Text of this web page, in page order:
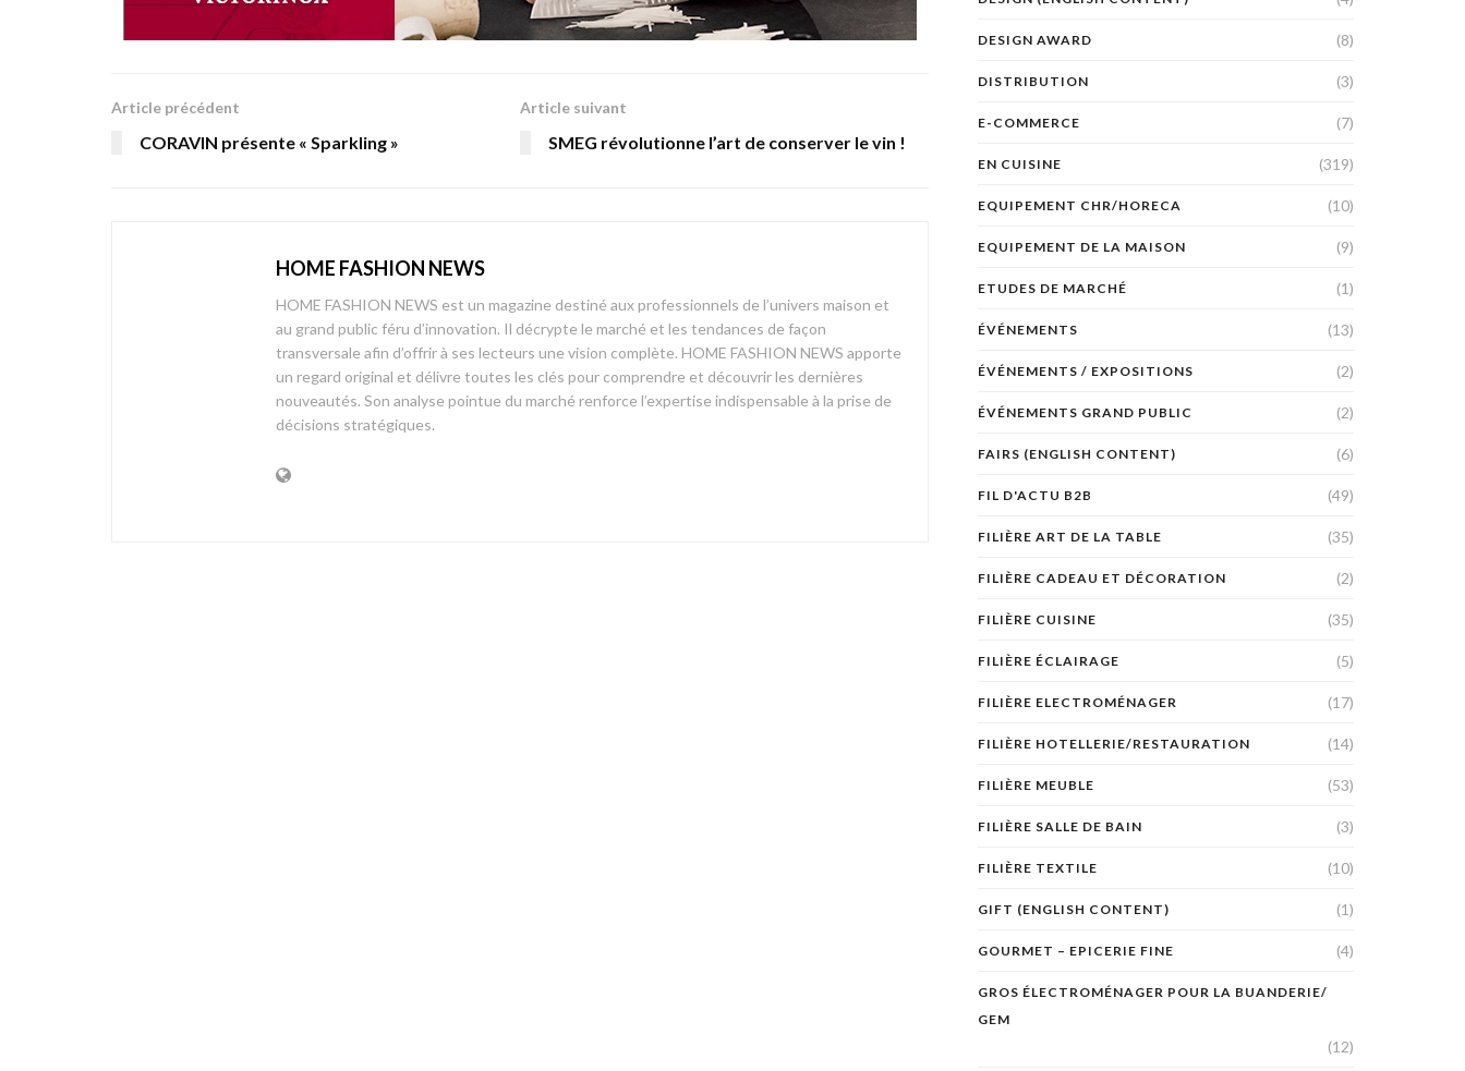
Article précédent
CORAVIN présente « Sparkling »
Article suivant
SMEG révolutionne l’art de conserver le vin !
HOME FASHION NEWS
HOME FASHION NEWS est un magazine destiné aux professionnels de l’univers maison et
au grand public féru d’innovation. Il décrypte le marché et les tendances de façon
transversale afin d’offrir à ses lecteurs une vision complète. HOME FASHION NEWS apporte
un regard original et délivre toutes les clés pour comprendre et découvrir les dernières
nouveautés. Son analyse pointue du marché renforce l’expertise indispensable à la prise de
décisions stratégiques.
DESIGN AWARD (8)
DISTRIBUTION (3)
E-COMMERCE (7)
EN CUISINE (319)
EQUIPEMENT CHR/HORECA (10)
EQUIPEMENT DE LA MAISON (9)
ETUDES DE MARCHÉ (1)
ÉVÉNEMENTS (13)
ÉVÉNEMENTS / EXPOSITIONS (2)
ÉVÉNEMENTS GRAND PUBLIC (2)
FAIRS (ENGLISH CONTENT) (6)
FIL D'ACTU B2B (49)
FILIÈRE ART DE LA TABLE (35)
FILIÈRE CADEAU ET DÉCORATION (2)
FILIÈRE CUISINE (35)
FILIÈRE ÉCLAIRAGE (5)
FILIÈRE ELECTROMÉNAGER (17)
FILIÈRE HOTELLERIE/RESTAURATION (14)
FILIÈRE MEUBLE (53)
FILIÈRE SALLE DE BAIN (3)
FILIÈRE TEXTILE (10)
GIFT (ENGLISH CONTENT) (1)
GOURMET – EPICERIE FINE (4)
GROS ÉLECTROMÉNAGER POUR LA BUANDERIE/
GEM
(12)